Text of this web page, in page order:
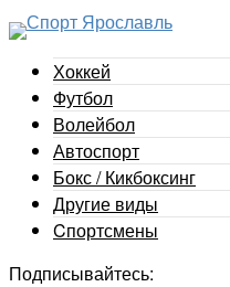
Хоккей
Футбол
Волейбол
Автоспорт
Бокс / Кикбоксинг
Другие виды
Cпортсмены
Подписывайтесь: